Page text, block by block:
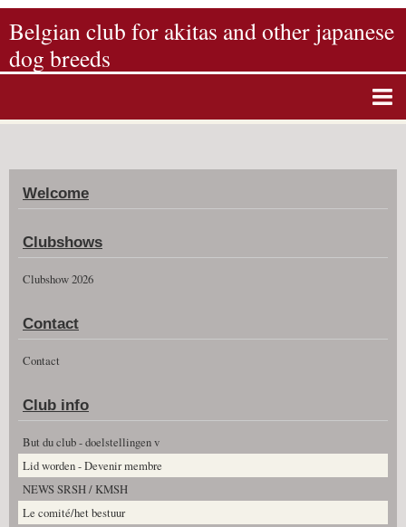
Belgian club for akitas and other japanese
dog breeds
Album photos
Agenda
Guestbook
News
Clubshow 2026
Welcome
Clubshows
Clubshow 2026
Contact
Contact
Club info
But du club - doelstellingen v
Lid worden - Devenir membre
NEWS SRSH / KMSH
Le comité/het bestuur